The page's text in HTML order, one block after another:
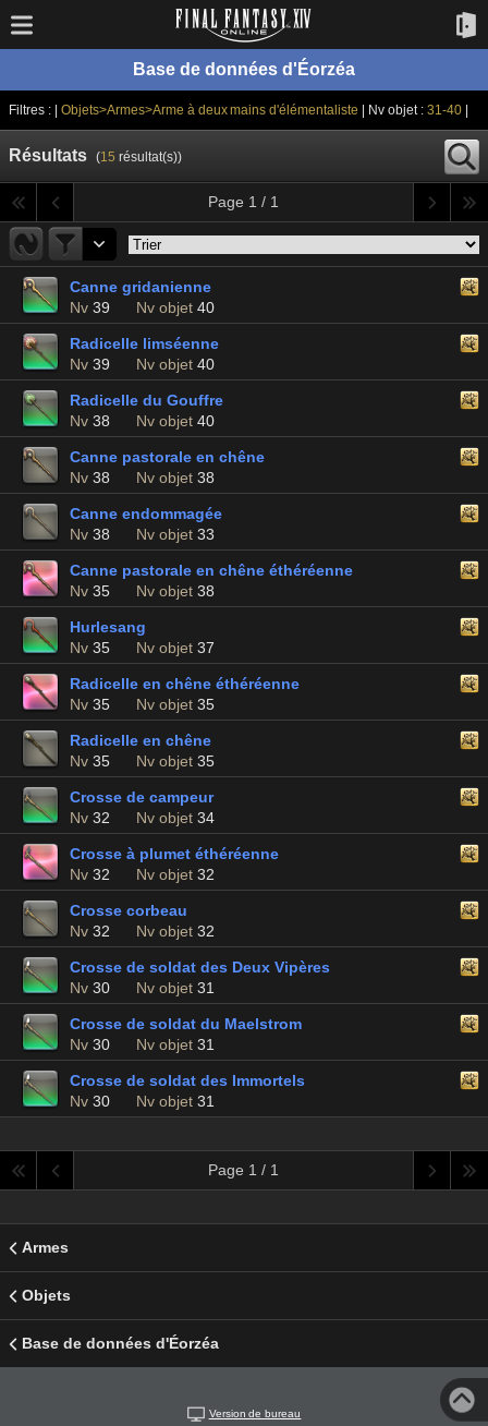
Base de données d'Éorzéa
Filtres : | Objets>Armes>Arme à deux mains d'élémentaliste | Nv objet : 31-40|
Résultats (15 résultat(s))
Page 1 / 1
Canne gridanienne
Nv 39 Nv objet 40
Radicelle limséenne
Nv 39 Nv objet 40
Radicelle du Gouffre
Nv 38 Nv objet 40
Canne pastorale en chêne
Nv 38 Nv objet 38
Canne endommagée
Nv 38 Nv objet 33
Canne pastorale en chêne éthéréenne
Nv 35 Nv objet 38
Hurlesang
Nv 35 Nv objet 37
Radicelle en chêne éthéréenne
Nv 35 Nv objet 35
Radicelle en chêne
Nv 35 Nv objet 35
Crosse de campeur
Nv 32 Nv objet 34
Crosse à plumet éthéréenne
Nv 32 Nv objet 32
Crosse corbeau
Nv 32 Nv objet 32
Crosse de soldat des Deux Vipères
Nv 30 Nv objet 31
Crosse de soldat du Maelstrom
Nv 30 Nv objet 31
Crosse de soldat des Immortels
Nv 30 Nv objet 31
Page 1 / 1
Armes
Objets
Base de données d'Éorzéa
Version de bureau